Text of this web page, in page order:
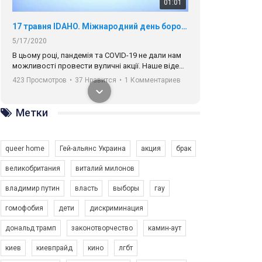
01:01
17 травня IDAHO. Міжнародний день боротьби з гомофобією трансфобією і біфобія.
5/17/2020
В цьому році, пандемія та COVІD-19 не дали нам
можливості провести вуличні акції. Наше відео-
звернення про те, що навіть коли ми у різних
містах та не можемо зустрінеться, ми разом. Ми
закликаємо всіх хто поділяє цінності рівності та
солідарності, приєднатися до нас. Регіональні
підрозділи ГАУ є в 16 областях України.
423 Просмотров • 37 Нравится • 1 Комментариев
Зупинимо насильство проти ЛГБТ в Україні! Stop violence against LGBT in Ukraine!
Емоційний та вражаючий промо-ролік на
Метки
queer home Гей-альянс Украина акция брак
великобритания виталий милонов
владимир путин власть выборы гау
гомофобия дети дискриминация
дональд трамп законотворчество камин-аут
киев киевпрайд кино лгбт